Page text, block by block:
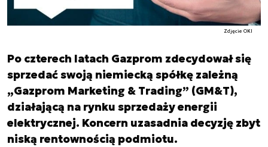
Zdjęcie OKI
Po czterech latach Gazprom zdecydował się
sprzedać swoją niemiecką spółkę zależną
„Gazprom Marketing & Trading” (GM&T),
działającą na rynku sprzedaży energii
elektrycznej. Koncern uzasadnia decyzję zbyt
niską rentownością podmiotu.